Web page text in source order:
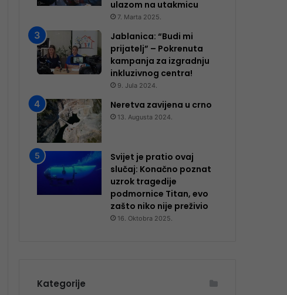
ulazom na utakmicu
7. Marta 2025.
Jablanica: “Budi mi
prijatelj” – Pokrenuta
kampanja za izgradnju
inkluzivnog centra!
9. Jula 2024.
Neretva zavijena u crno
13. Augusta 2024.
Svijet je pratio ovaj
slučaj: Konačno poznat
uzrok tragedije
podmornice Titan, evo
zašto niko nije preživio
16. Oktobra 2025.
Kategorije